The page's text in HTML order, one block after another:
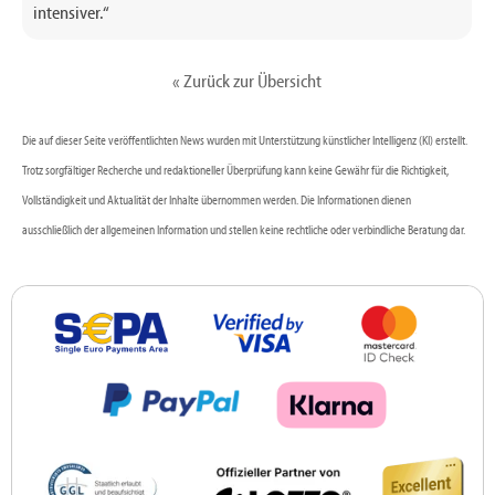
intensiver.“
« Zurück zur Übersicht
Die auf dieser Seite veröffentlichten News wurden mit Unterstützung künstlicher Intelligenz (KI) erstellt.
Trotz sorgfältiger Recherche und redaktioneller Überprüfung kann keine Gewähr für die Richtigkeit,
Vollständigkeit und Aktualität der Inhalte übernommen werden. Die Informationen dienen
ausschließlich der allgemeinen Information und stellen keine rechtliche oder verbindliche Beratung dar.